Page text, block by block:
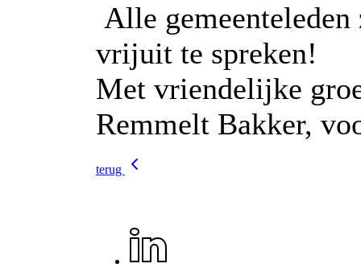
Alle
vrijuit te spreken!
Met vriendelijke
Remmelt Bakker,
terug